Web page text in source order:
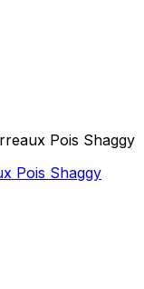
Pois Shaggy
vous vous
sites web à
les sites en
anonyme.
plus